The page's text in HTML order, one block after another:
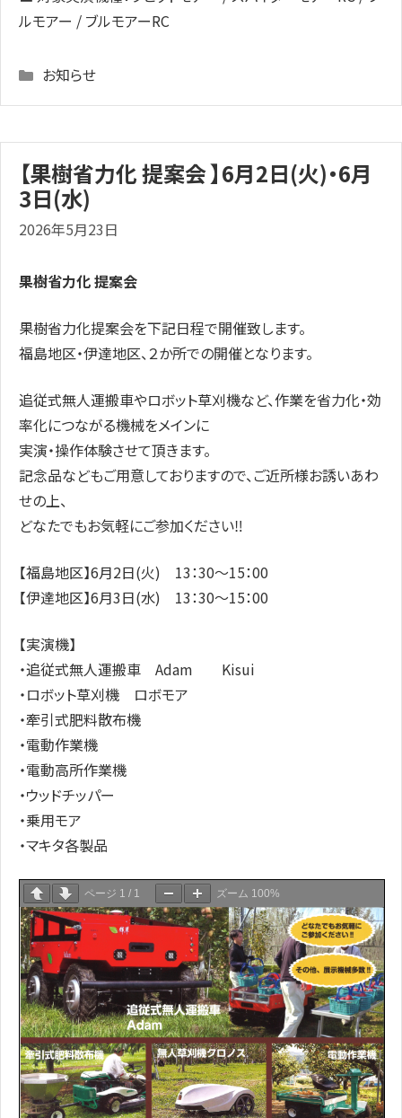
ルモアー / ブルモアーRC
Categories
お知らせ
【果樹省力化 提案会 】6月2日(火)・6月
3日(水)
2026年5月23日
果樹省力化 提案会
果樹省力化提案会を下記日程で開催致します。
福島地区・伊達地区、２か所での開催となります。
追従式無人運搬車やロボット草刈機など、作業を省力化・効
率化につながる機械をメインに
実演・操作体験させて頂きます。
記念品などもご用意しておりますので、ご近所様お誘いあわ
せの上、
どなたでもお気軽にご参加ください‼
【福島地区】6月2日(火) 13：30～15：00
【伊達地区】6月3日(水) 13：30～15：00
【実演機】
・追従式無人運搬車 Adam Kisui
・ロボット草刈機 ロボモア
・牽引式肥料散布機
・電動作業機
・電動高所作業機
・ウッドチッパー
・乗用モア
・マキタ各製品
ページ 1 / 1 ズーム 100%